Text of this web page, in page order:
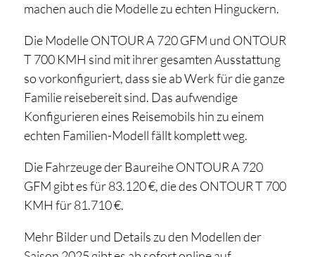
machen auch die Modelle zu echten Hinguckern.
Die Modelle ONTOUR A 720 GFM und ONTOUR
T 700 KMH sind mit ihrer gesamten Ausstattung
so vorkonfiguriert, dass sie ab Werk für die ganze
Familie reisebereit sind. Das aufwendige
Konfigurieren eines Reisemobils hin zu einem
echten Familien-Modell fällt komplett weg.
Die Fahrzeuge der Baureihe ONTOUR A 720
GFM gibt es für 83.120 €, die des ONTOUR T 700
KMH für 81.710 €.
Mehr Bilder und Details zu den Modellen der